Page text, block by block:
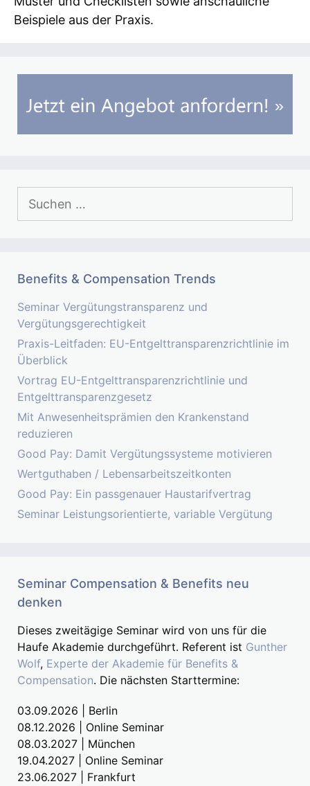
Beispiele aus der Praxis.
nach:
Benefits & Compensation Trends
Seminar Vergütungstransparenz und
Vergütungsgerechtigkeit
Praxis-Leitfaden: EU-Entgelttransparenzrichtlinie im
Überblick
Vortrag EU-Entgelttransparenzrichtlinie und
Entgelttransparenzgesetz
Mit Anwesenheitsprämien den Krankenstand
reduzieren
Good Pay: Damit Vergütungssysteme motivieren
Wertguthaben / Lebensarbeitszeitkonten
Good Pay: Ein passgenauer Haustarifvertrag
Seminar Leistungsorientierte, variable Vergütung
Seminar Compensation & Benefits neu
denken
Dieses zweitägige Seminar wird von uns für die
Haufe Akademie durchgeführt. Referent ist Gunther
Wolf, Experte der Akademie für Benefits &
Compensation. Die nächsten Starttermine:
03.09.2026 | Berlin
08.12.2026 | Online Seminar
08.03.2027 | München
19.04.2027 | Online Seminar
23.06.2027 | Frankfurt